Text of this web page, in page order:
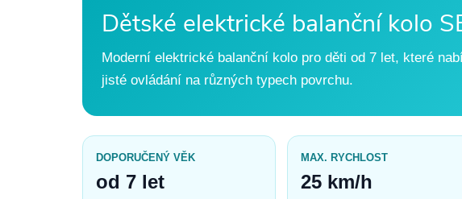
Dětské elektrické balanční kolo
Moderní elektrické balanční kolo pro děti od 7 let, které
jisté ovládání na různých typech povrchu.
DOPORUČENÝ VĚK
od 7 let
MAX. RYCHLOST
25 km/h